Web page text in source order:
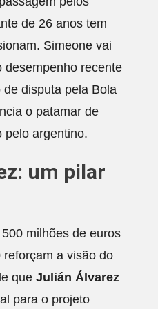
de 26 anos tem
Simeone vai
desempenho recente
disputa pela Bola
o patamar de
pelo argentino.
um pilar
milhões de euros
a visão do
que Julián Álvarez
para o projeto